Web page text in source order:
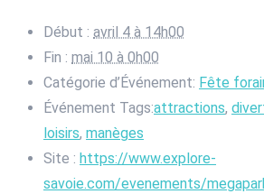
Début : avril 4 à 14h00
Fin : mai 10 à 0h00
Catégorie d’Événement: Fête
Événement Tags:attractions,
loisirs, manèges
Site : https://www.explore-
savoie.com/evenements/